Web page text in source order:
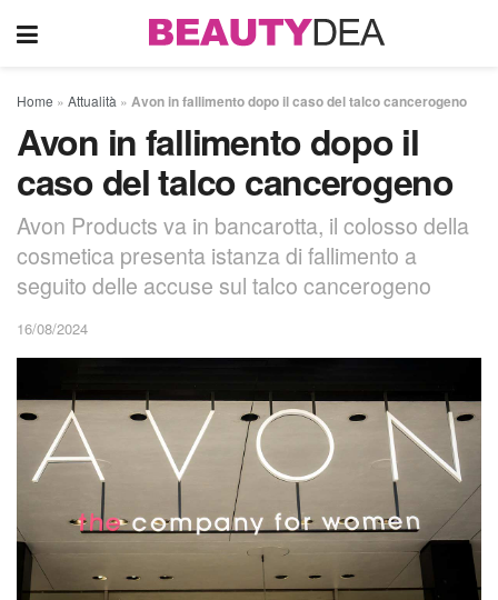
Home » Attualità » Avon in fallimento dopo il caso del talco cancerogeno
Avon in fallimento dopo il
caso del talco cancerogeno
Avon Products va in bancarotta, il colosso della
cosmetica presenta istanza di fallimento a
seguito delle accuse sul talco cancerogeno
16/08/2024